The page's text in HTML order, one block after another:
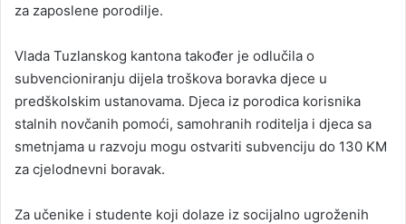
za zaposlene porodilje.
Vlada Tuzlanskog kantona također je odlučila o
subvencioniranju dijela troškova boravka djece u
predškolskim ustanovama. Djeca iz porodica korisnika
stalnih novčanih pomoći, samohranih roditelja i djeca sa
smetnjama u razvoju mogu ostvariti subvenciju do 130 KM
za cjelodnevni boravak.
Za učenike i studente koji dolaze iz socijalno ugroženih